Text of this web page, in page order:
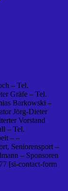
– Tel.
Gräfe – Tel.
Barkowski –
Jörg-Dieter
Vorstand
– Tel.
– –
Seniorensport –
– Sponsoren
[si-contact-form